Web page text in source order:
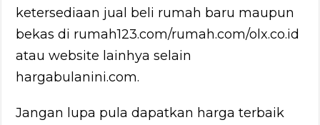
ketersediaan jual beli rumah baru maupun
bekas di rumah123.com/rumah.com/olx.co.id
atau website lainhya selain
hargabulanini.com.
Jangan lupa pula dapatkan harga terbaik